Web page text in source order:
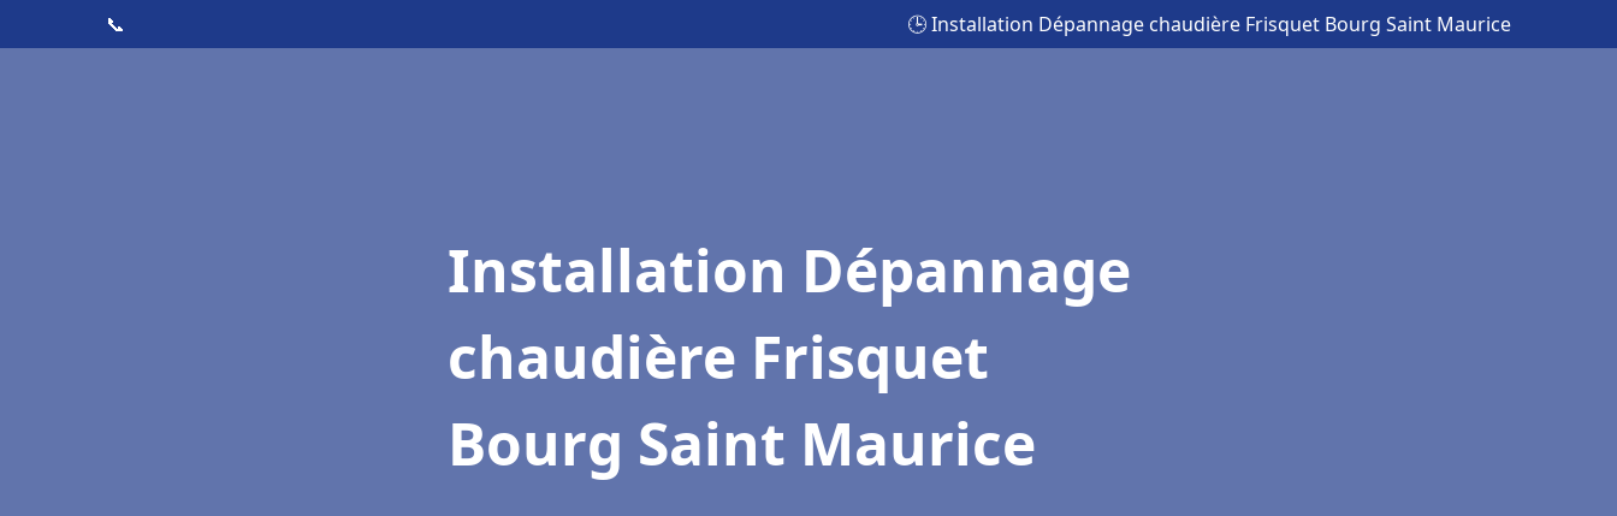
📞 🕒 Installation Dépannage chaudière Frisquet Bourg Saint Maurice
Installation Dépannage
chaudière Frisquet
Bourg Saint Maurice